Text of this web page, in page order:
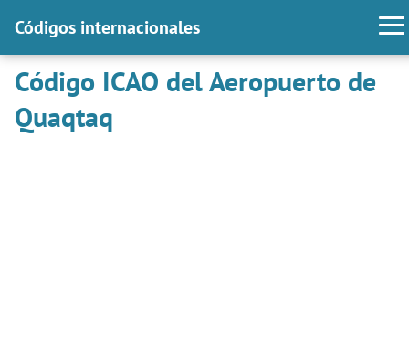
Códigos internacionales
Código ICAO del Aeropuerto de
Quaqtaq